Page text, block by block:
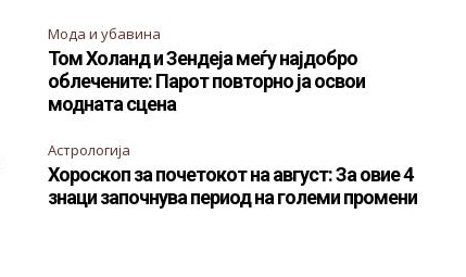
Мода и убавина
Том Холанд и Зендеја меѓу најдобро
облечените: Парот повторно ја освои
модната сцена
Астрологија
Хороскоп за почетокот на август: За овие 4
знаци започнува период на големи промени